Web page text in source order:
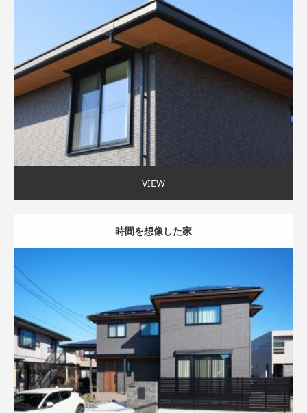
モダン外観 家事ラク動線 40〜45坪まで
VIEW
時間を想像した家
モダン外観家事ラク動線